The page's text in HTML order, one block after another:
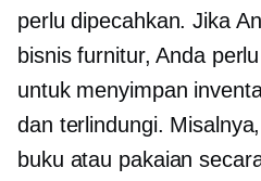
perlu dipecahkan. Jika
bisnis furnitur, Anda
untuk menyimpan
dan terlindungi.
buku atau pakaian